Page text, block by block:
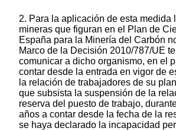
2. Para la aplicación de esta medida
mineras que figuran en el Plan de
España para la Minería del Carbón
Marco de la Decisión 2010/787/UE
comunicar a dicho organismo, en el
contar desde la entrada en vigor de
la relación de trabajadores de su
que subsista la suspensión de la
reserva del puesto de trabajo,
años a contar desde la fecha de la
se haya declarado la incapacidad